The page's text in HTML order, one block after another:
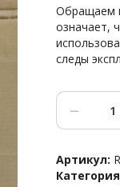
Обращаем
означает,
следы
Количество
товара
Кассета
550
листов,
−
Артикул: